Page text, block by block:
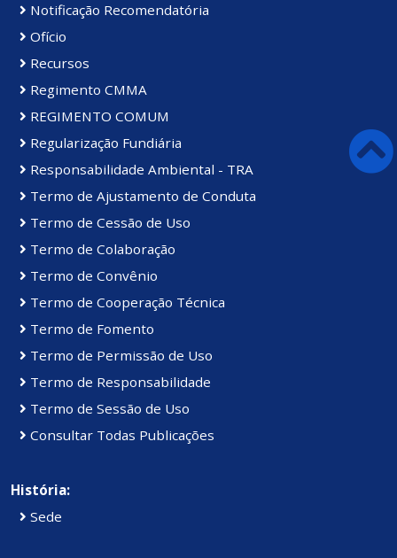
Notificação Recomendatória
Ofício
Recursos
Regimento CMMA
REGIMENTO COMUM
Regularização Fundiária
Responsabilidade Ambiental - TRA
Termo de Ajustamento de Conduta
Termo de Cessão de Uso
Termo de Colaboração
Termo de Convênio
Termo de Cooperação Técnica
Termo de Fomento
Termo de Permissão de Uso
Termo de Responsabilidade
Termo de Sessão de Uso
Consultar Todas Publicações
História:
Sede